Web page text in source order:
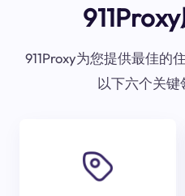
911Proxy为您提供最佳的
以下六个关键